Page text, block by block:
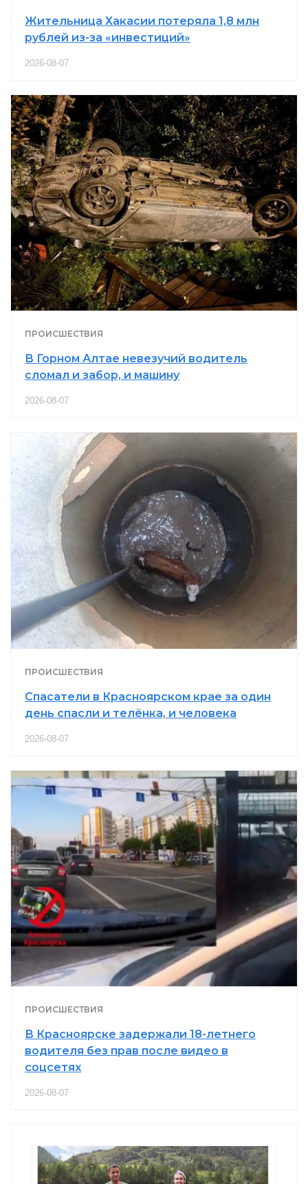
Жительница Хакасии потеряла 1,8 млн
рублей из-за «инвестиций»
2026-08-07
ПРОИСШЕСТВИЯ
В Горном Алтае невезучий водитель
сломал и забор, и машину
2026-08-07
ПРОИСШЕСТВИЯ
Спасатели в Красноярском крае за один
день спасли и телёнка, и человека
2026-08-07
ПРОИСШЕСТВИЯ
В Красноярске задержали 18-летнего
водителя без прав после видео в
соцсетях
2026-08-07